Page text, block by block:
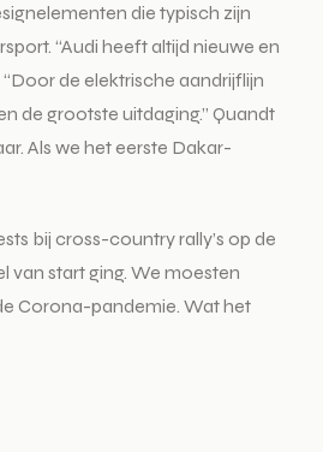
die typisch zijn
“Audi heeft altijd nieuwe en
de elektrische aandrijflijn
de grootste uitdaging.” Quandt
Als we het eerste Dakar-
bij cross-country rally’s op de
van start ging. We moesten
Corona-pandemie. Wat het